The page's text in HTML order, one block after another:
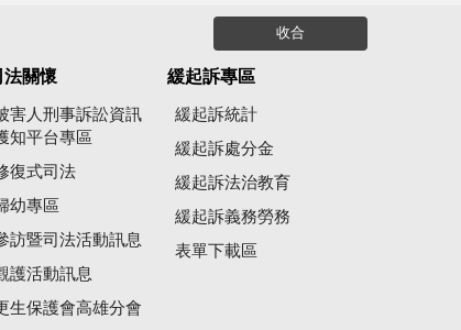
收合
法關懷
害人刑事訴訟資訊
知平台專區
復式司法
幼專區
訪暨司法活動訊息
護活動訊息
生保護會高雄分會
緩起訴專區
緩起訴統計
緩起訴處分金
緩起訴法治教育
緩起訴義務勞務
表單下載區